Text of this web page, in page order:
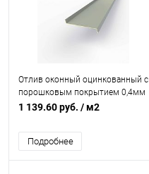
Отлив оконный оцинкованный c
порошковым покрытием 0,4мм
RAL 7040
1 139.60 руб. / м2
Подробнее